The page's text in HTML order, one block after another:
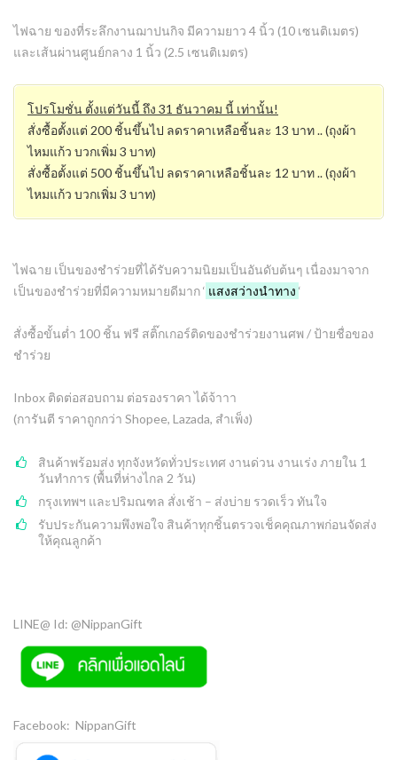
ไฟฉาย ของที่ระลึกงานฌาปนกิจ มีความยาว 4 นิ้ว (10 เซนติเมตร)
และเส้นผ่านศูนย์กลาง 1 นิ้ว (2.5 เซนติเมตร)
โปรโมชั่น ตั้งแต่วันนี้ ถึง 31 ธันวาคม นี้ เท่านั้น!
สั่งซื้อตั้งแต่ 200 ชิ้นขึ้นไป ลดราคาเหลือชิ้นละ 13 บาท .. (ถุงผ้า
ไหมแก้ว บวกเพิ่ม 3 บาท)
สั่งซื้อตั้งแต่ 500 ชิ้นขึ้นไป ลดราคาเหลือชิ้นละ 12 บาท .. (ถุงผ้า
ไหมแก้ว บวกเพิ่ม 3 บาท)
ไฟฉาย เป็นของชำร่วยที่ได้รับความนิยมเป็นอันดับต้นๆ เนื่องมาจาก
เป็นของชำร่วยที่มีความหมายดีมาก ‘ แสงสว่างนำทาง ‘
สั่งซื้อขั้นต่ำ 100 ชิ้น ฟรี สติ๊กเกอร์ติดของชำร่วยงานศพ / ป้ายชื่อของ
ชำร่วย
Inbox ติดต่อสอบถาม ต่อรองราคา ได้จ้าาา
(การันตี ราคาถูกกว่า Shopee, Lazada, สำเพ็ง)
สินค้าพร้อมส่ง ทุกจังหวัดทั่วประเทศ งานด่วน งานเร่ง ภายใน 1
วันทำการ (พื้นที่ห่างไกล 2 วัน)
กรุงเทพฯ และปริมณฑล สั่งเช้า – ส่งบ่าย รวดเร็ว ทันใจ
รับประกันความพึงพอใจ สินค้าทุกชิ้นตรวจเช็คคุณภาพก่อนจัดส่ง
ให้คุณลูกค้า
LINE@ Id: @NippanGift
Facebook: NippanGift